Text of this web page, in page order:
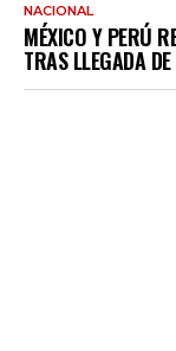
NACIONAL
MÉXICO Y PERÚ
TRAS LLEGADA